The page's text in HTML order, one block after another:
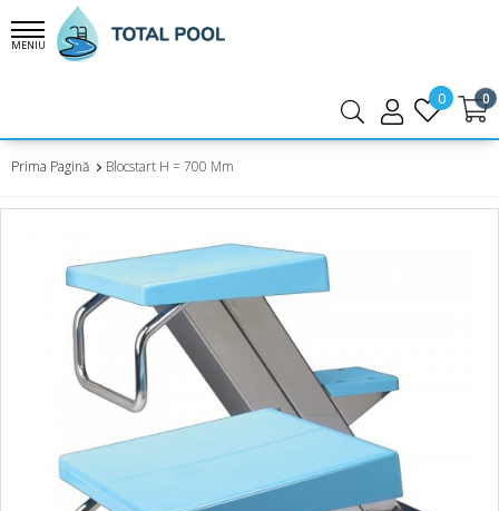
MENIU
0 0
Prima Pagină Blocstart H = 700 Mm